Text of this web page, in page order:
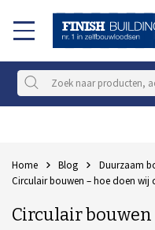
Home Blog
Duurzaam
Circulair bouwen – hoe doen wij
Circulair bouwen